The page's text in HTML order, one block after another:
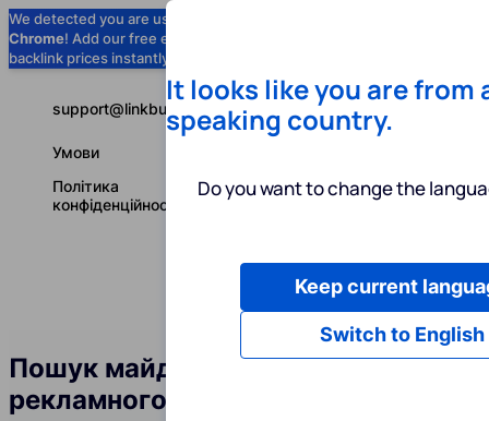
We detected you are using
Chrome! Add our free extension to check
backlink prices instantly as you browse.
Послуги
Українська
support@linkbuilder.com
Умови
Політика
конфіденційності
Пошук майданчиків для
рекламного контенту
It looks like you are from
speaking country.
Do you want to change the
Switch to English
Keep current